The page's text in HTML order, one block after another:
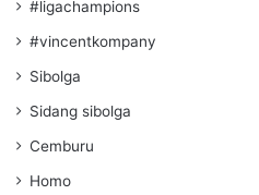
#ligachampions
#vincentkompany
Sibolga
Sidang sibolga
Cemburu
Homo